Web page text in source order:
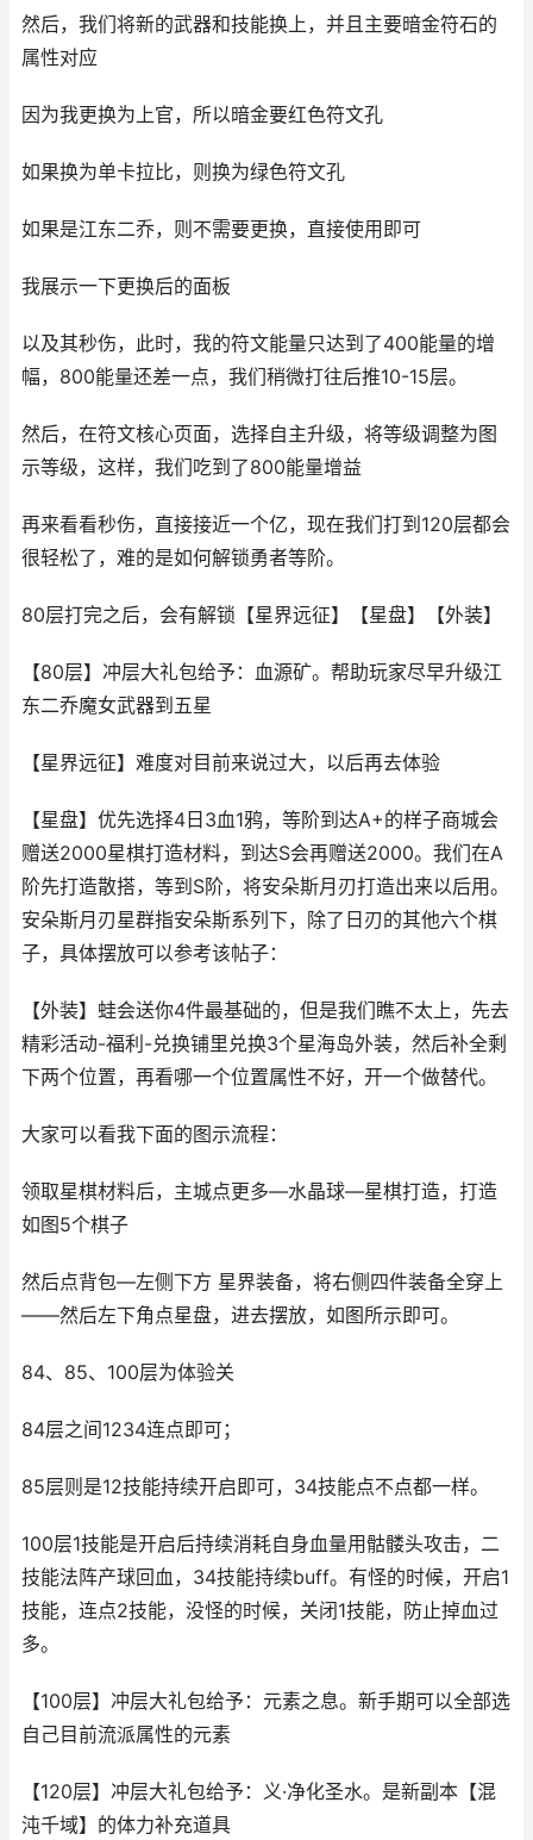
然后，我们将新的武器和技能换上，并且主要暗金符石的
属性对应
因为我更换为上官，所以暗金要红色符文孔
如果换为单卡拉比，则换为绿色符文孔
如果是江东二乔，则不需要更换，直接使用即可
我展示一下更换后的面板
以及其秒伤，此时，我的符文能量只达到了400能量的增
幅，800能量还差一点，我们稍微打往后推10-15层。
然后，在符文核心页面，选择自主升级，将等级调整为图
示等级，这样，我们吃到了800能量增益
再来看看秒伤，直接接近一个亿，现在我们打到120层都会
很轻松了，难的是如何解锁勇者等阶。
80层打完之后，会有解锁【星界远征】【星盘】【外装】
【80层】冲层大礼包给予：血源矿。帮助玩家尽早升级江
东二乔魔女武器到五星
【星界远征】难度对目前来说过大，以后再去体验
【星盘】优先选择4日3血1鸦，等阶到达A+的样子商城会
赠送2000星棋打造材料，到达S会再赠送2000。我们在A
阶先打造散搭，等到S阶，将安朵斯月刃打造出来以后用。
安朵斯月刃星群指安朵斯系列下，除了日刃的其他六个棋
子，具体摆放可以参考该帖子：
【外装】蛙会送你4件最基础的，但是我们瞧不太上，先去
精彩活动-福利-兑换铺里兑换3个星海岛外装，然后补全剩
下两个位置，再看哪一个位置属性不好，开一个做替代。
大家可以看我下面的图示流程：
领取星棋材料后，主城点更多—水晶球—星棋打造，打造
如图5个棋子
然后点背包—左侧下方 星界装备，将右侧四件装备全穿上
——然后左下角点星盘，进去摆放，如图所示即可。
84、85、100层为体验关
84层之间1234连点即可；
85层则是12技能持续开启即可，34技能点不点都一样。
100层1技能是开启后持续消耗自身血量用骷髅头攻击，二
技能法阵产球回血，34技能持续buff。有怪的时候，开启1
技能，连点2技能，没怪的时候，关闭1技能，防止掉血过
多。
【100层】冲层大礼包给予：元素之息。新手期可以全部选
自己目前流派属性的元素
【120层】冲层大礼包给予：义·净化圣水。是新副本【混
沌千域】的体力补充道具